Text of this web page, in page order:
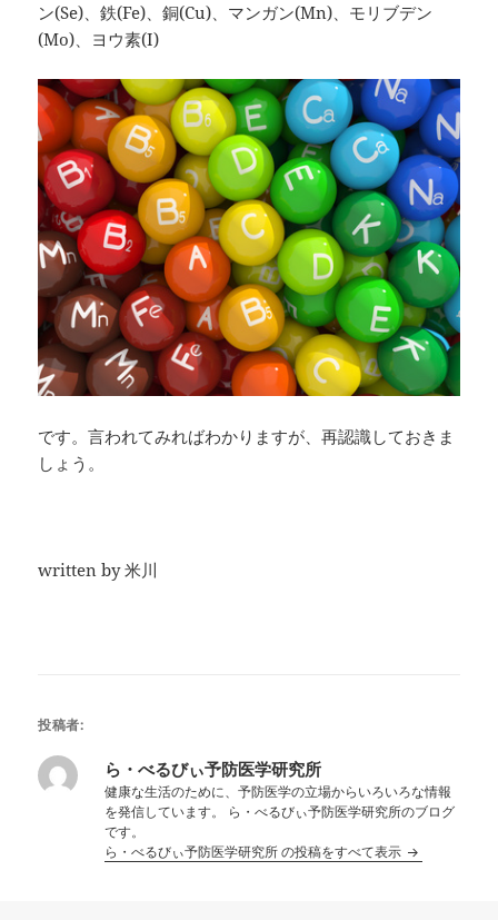
ン(Se)、鉄(Fe)、銅(Cu)、マンガン(Mn)、モリブデン
(Mo)、ヨウ素(I)
です。言われてみればわかりますが、再認識しておきま
しょう。
written by 米川
投稿者:
ら・べるびぃ予防医学研究所
健康な生活のために、予防医学の立場からいろいろな情報
を発信しています。 ら・べるびぃ予防医学研究所のブログ
です。
ら・べるびぃ予防医学研究所 の投稿をすべて表示